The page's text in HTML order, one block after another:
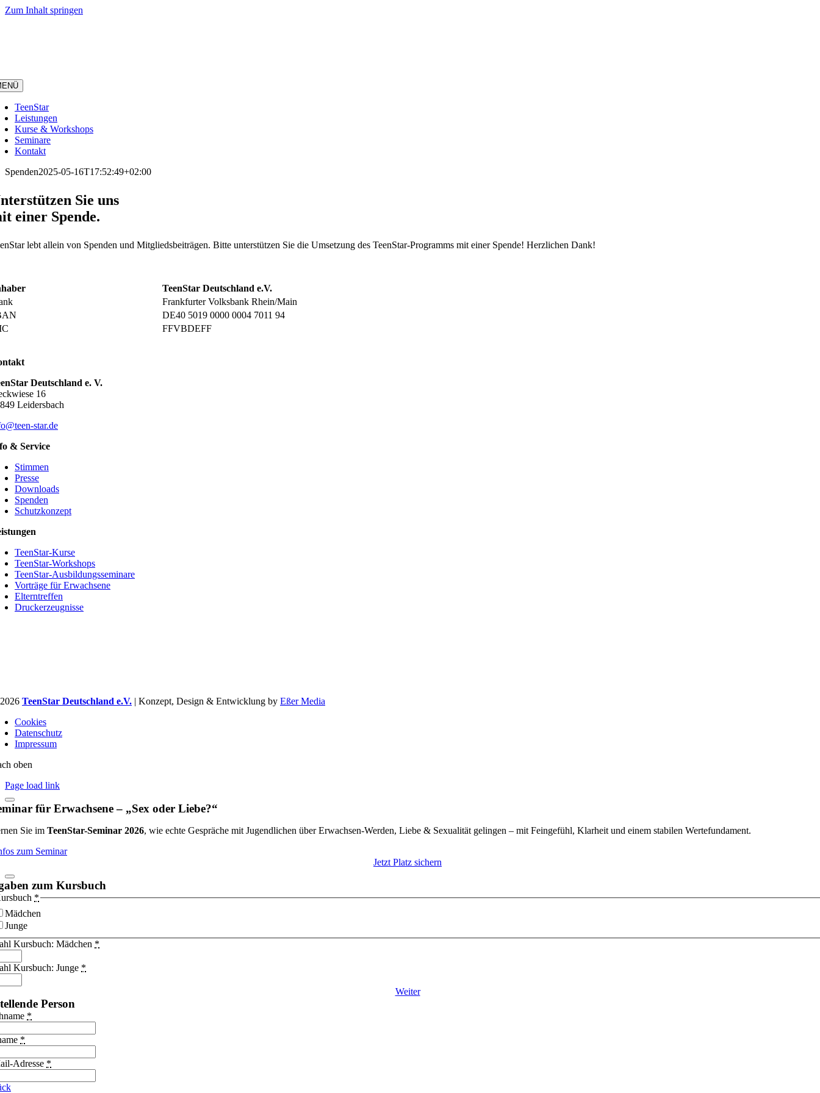
Zum Inhalt springen
TeenStar
Leistungen
Kurse & Workshops
Seminare
Kontakt
Spenden2025-05-16T17:52:49+02:00
Sie uns
einer Spende.
lebt allein von Spenden und Mitgliedsbeiträgen. Bitte unterstützen Sie die Umsetzung des TeenStar-Programms mit einer Spende! Herzlichen Dank!
TeenStar Deutschland e.V.
Frankfurter Volksbank Rhein/Main
DE40 5019 0000 0004 7011 94
FFVBDEFF
Deutschland e. V.
16
Leidersbach
star.de
& Service
Stimmen
Presse
Downloads
Spenden
Schutzkonzept
TeenStar-Kurse
TeenStar-Workshops
TeenStar-Ausbildungsseminare
Vorträge für Erwachsene
Elterntreffen
Druckerzeugnisse
TeenStar Deutschland e.V. | Konzept, Design & Entwicklung by Eßer Media
Cookies
Datenschutz
Impressum
oben
Page load link
für Erwachsene – „Sex oder Liebe?“
Sie im TeenStar-Seminar 2026, wie echte Gespräche mit Jugendlichen über Erwachsen-Werden, Liebe & Sexualität gelingen – mit Feingefühl, Klarheit und einem stabilen Wertefundament.
zum Seminar
Jetzt Platz sichern
zum Kursbuch
*
Mädchen
Junge
Kursbuch: Mädchen *
Kursbuch: Junge *
Weiter
Person
*
*
Adresse *